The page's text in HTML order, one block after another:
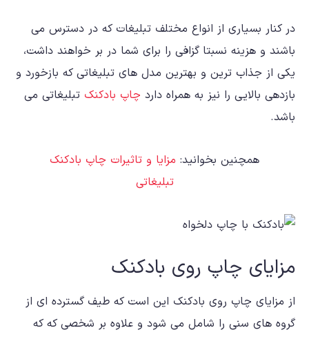
در کنار بسیاری از انواع مختلف تبلیغات که در دسترس می
باشند و هزینه نسبتا گزافی را برای شما در بر خواهند داشت،
یکی از جذاب ترین و بهترین مدل های تبلیغاتی که بازخورد و
بازدهی بالایی را نیز به همراه دارد چاپ بادکنک تبلیغاتی می
باشد.
همچنین بخوانید: مزایا و تاثیرات چاپ بادکنک
تبلیغاتی
مزایای چاپ روی بادکنک
از مزایای چاپ روی بادکنک این است که طیف گسترده ای از
گروه های سنی را شامل می شود و علاوه بر شخصی که که